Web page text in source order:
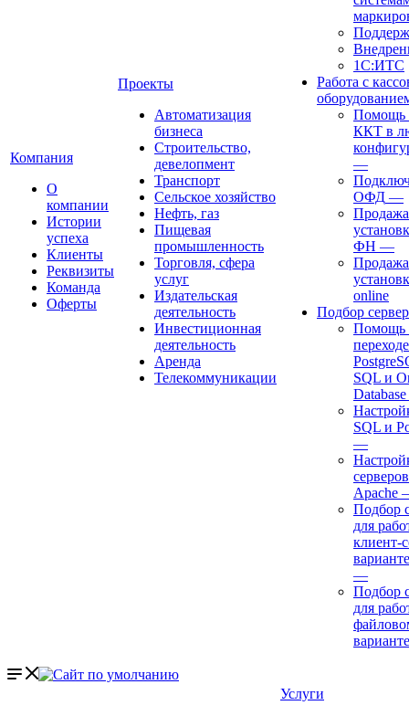
Компания
О
компании
Истории
успеха
Клиенты
Реквизиты
Команда
Оферты
Проекты
Автоматизация
бизнеса
Строительство,
девелопмент
Транспорт
Сельское хозяйство
Нефть, газ
Пищевая
промышленность
Торговля, сфера
услуг
Издательская
деятельность
Инвестиционная
деятельность
Аренда
Телекоммуникации
1С:ИТС
Работа с
Помощь
ККТ в
—
ОФД —
ФН —
online
Подбор
Помощь
SQL и
Database
SQL и
—
Apache
Подбор
для
клиент-
—
Подбор
для
варианте
Услуги